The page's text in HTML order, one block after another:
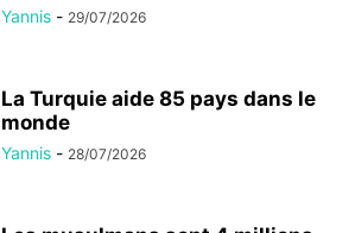
Yannis - 29/07/2026
La Turquie aide 85 pays dans le
monde
Yannis - 28/07/2026